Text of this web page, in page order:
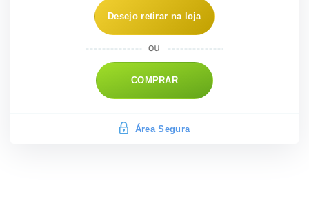
Desejo retirar na loja
COMPRAR
Área Segura